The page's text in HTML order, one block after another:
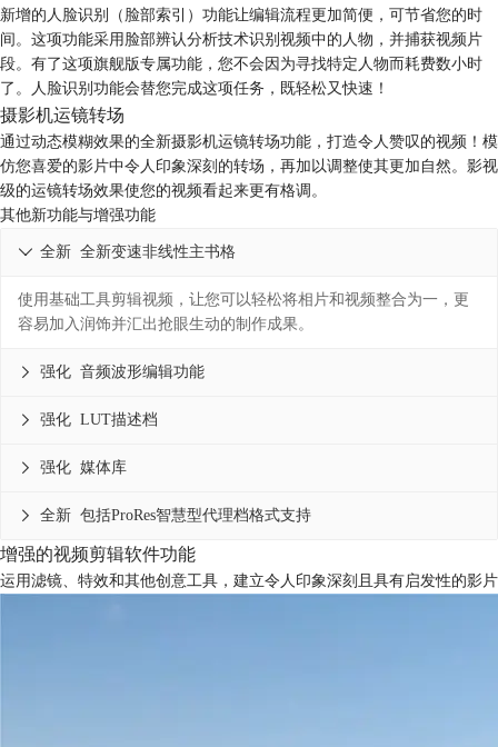
新增的人脸识别（脸部索引）功能让编辑流程更加简便，可节省您的时
间。这项功能采用脸部辨认分析技术识别视频中的人物，并捕获视频片
段。有了这项旗舰版专属功能，您不会因为寻找特定人物而耗费数小时
了。人脸识别功能会替您完成这项任务，既轻松又快速！
摄影机运镜转场
通过动态模糊效果的全新摄影机运镜转场功能，打造令人赞叹的视频！模
仿您喜爱的影片中令人印象深刻的转场，再加以调整使其更加自然。影视
级的运镜转场效果使您的视频看起来更有格调。
其他新功能与增强功能
全新 全新变速非线性主书格

使用基础工具剪辑视频，让您可以轻松将相片和视频整合为一，更
容易加入润饰并汇出抢眼生动的制作成果。
强化 音频波形编辑功能

强化 LUT描述档

强化 媒体库

全新 包括ProRes智慧型代理档格式支持

增强的视频剪辑软件功能
运用滤镜、特效和其他创意工具，建立令人印象深刻且具有启发性的影片